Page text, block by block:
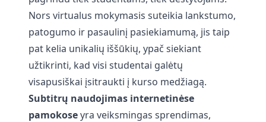
Nors virtualus mokymasis suteikia lankstumo,
patogumo ir pasaulinį pasiekiamumą, jis taip
pat kelia unikalių iššūkių, ypač siekiant
užtikrinti, kad visi studentai galėtų
visapusiškai įsitraukti į kurso medžiagą.
Subtitrų naudojimas internetinėse
pamokoseyra veiksmingas sprendimas,